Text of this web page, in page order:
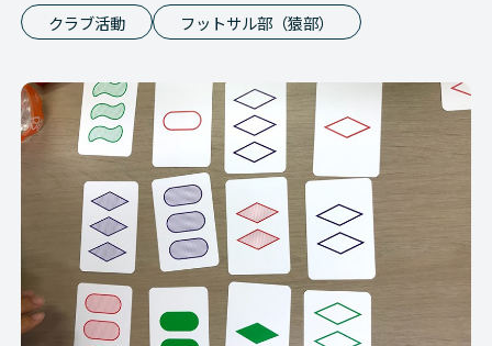
クラブ活動 フットサル部（猿部）